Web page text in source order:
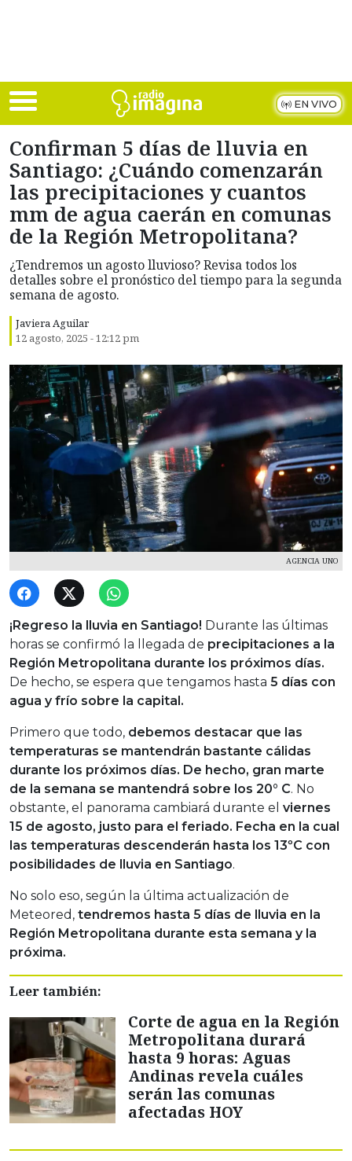
EN VIVO
Confirman 5 días de lluvia en
Santiago: ¿Cuándo comenzarán
las precipitaciones y cuantos
mm de agua caerán en comunas
de la Región Metropolitana?
¿Tendremos un agosto lluvioso? Revisa todos los
detalles sobre el pronóstico del tiempo para la segunda
semana de agosto.
Javiera Aguilar
12 agosto, 2025 - 12:12 pm
AGENCIA UNO
¡Regreso la lluvia en Santiago! Durante las últimas
horas se confirmó la llegada de precipitaciones a la
Región Metropolitana durante los próximos días.
De hecho, se espera que tengamos hasta 5 días con
agua y frío sobre la capital.
Primero que todo, debemos destacar que las
temperaturas se mantendrán bastante cálidas
durante los próximos días. De hecho, gran marte
de la semana se mantendrá sobre los 20° C. No
obstante, el panorama cambiará durante el viernes
15 de agosto, justo para el feriado. Fecha en la cual
las temperaturas descenderán hasta los 13ºC con
posibilidades de lluvia en Santiago.
No solo eso, según la última actualización de
Meteored, tendremos hasta 5 días de lluvia en la
Región Metropolitana durante esta semana y la
próxima.
Leer también:
Corte de agua en la Región
Metropolitana durará
hasta 9 horas: Aguas
Andinas revela cuáles
serán las comunas
afectadas HOY